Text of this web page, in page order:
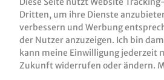
Dritten, um ihre Dienste
verbessern und Werbung
der Nutzer anzuzeigen. Ich bin
kann meine Einwilligung jederzeit
Zukunft widerrufen oder ändern.